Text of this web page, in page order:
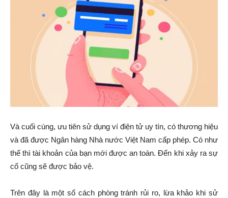
Và cuối cùng, ưu tiên sử dụng ví điện tử uy tín, có thương hiệu
và đã được Ngân hàng Nhà nước Việt Nam cấp phép. Có như
thế thì tài khoản của bạn mới được an toàn. Đến khi xảy ra sự
cố cũng sẽ được bảo vệ.
Trên đây là một số cách phòng tránh rủi ro, lừa khảo khi sử